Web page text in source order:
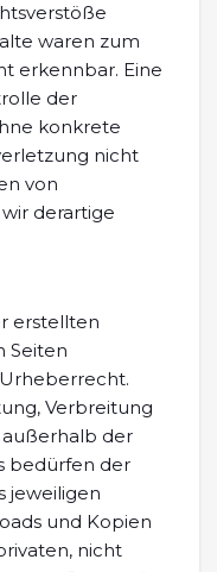
waren zum
erkennbar. Eine
der
konkrete
nicht
von
derartige
erstellten
Seiten
Verbreitung
der
bedürfen der
jeweiligen
und Kopien
nicht